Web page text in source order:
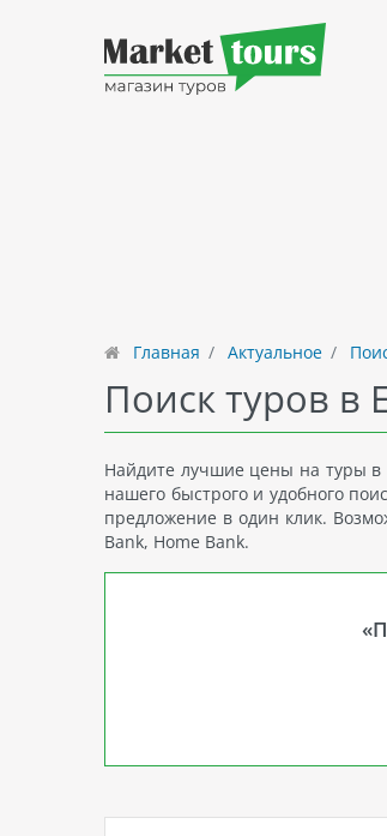
Главная Актуальное
Поиск туров в
Найдите лучшие цены на туры в
нашего быстрого и удобного
предложение в один клик.
Bank, Home Bank.